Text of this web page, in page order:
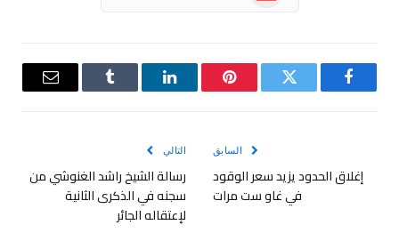
فيسبوك تويتر بينتيريستلينكدإن Tumblr
البريد
السابق
إغلاق الحدود يزيد سعر الوقود
في غاو ست مرات
التالي
رسالة الشيخ راشد الغنوشي من
سجنه في الذكرى الثانية
لإعتقاله الجائر